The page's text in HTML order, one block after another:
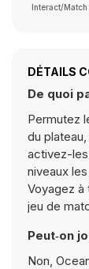
Interact/
DÉTAILS
De quoi
Permutez
du
activez-les
niveaux
Voyagez
jeu de
Peut‑on
Non,